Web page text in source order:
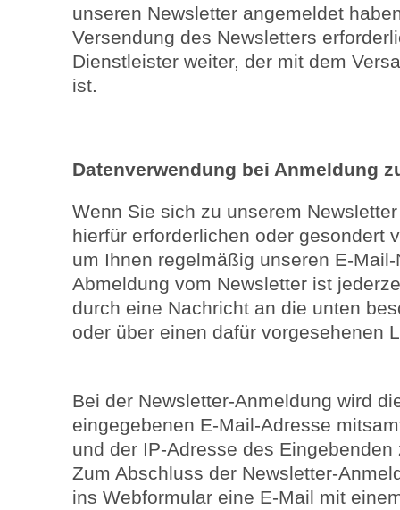
unseren Newsletter angemeldet
Versendung des Newsletters
Dienstleister weiter, der mit dem
ist.
Datenverwendung bei Anmeldung
Wenn Sie sich zu unserem
hierfür erforderlichen oder gesondert
um Ihnen regelmäßig unseren E-
Abmeldung vom Newsletter ist
durch eine Nachricht an die unten
oder über einen dafür vorgesehenen
Bei der Newsletter-Anmeldung wird
eingegebenen E-Mail-Adresse
und der IP-Adresse des
Zum Abschluss der Newsletter-
ins Webformular eine E-Mail mit